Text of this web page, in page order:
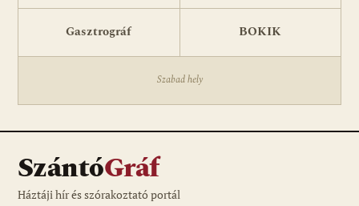
Gasztrográf BOKIK
Szabad hely
SzántóGráf
Háztáji hír és szórakoztató portál